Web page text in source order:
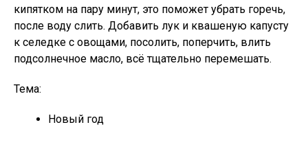
кипятком на пару минут, это поможет убрать горечь,
после воду слить. Добавить лук и квашеную капусту
к селедке с овощами, посолить, поперчить, влить
подсолнечное масло, всё тщательно перемешать.
Тема:
Новый год